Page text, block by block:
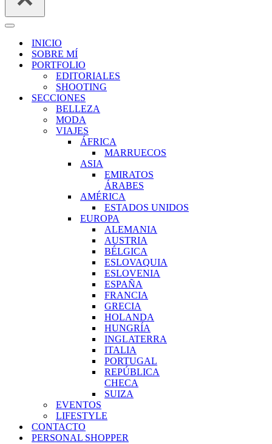
Menú
navegación
INICIO
SOBRE MÍ
PORTFOLIO
EDITORIALES
SHOOTING
SECCIONES
BELLEZA
MODA
VIAJES
ÁFRICA
MARRUECOS
ASIA
EMIRATOS
ÁRABES
AMÉRICA
ESTADOS UNIDOS
EUROPA
ALEMANIA
AUSTRIA
BÉLGICA
ESLOVAQUIA
ESLOVENIA
ESPAÑA
FRANCIA
GRECIA
HOLANDA
HUNGRÍA
INGLATERRA
ITALIA
PORTUGAL
REPÚBLICA
CHECA
SUIZA
EVENTOS
LIFESTYLE
CONTACTO
PERSONAL SHOPPER